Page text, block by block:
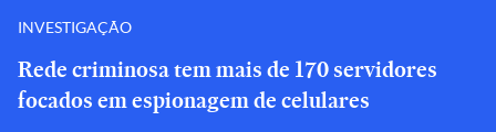
INVESTIGAÇÃO
Rede criminosa tem mais de 170 servidores
focados em espionagem de celulares